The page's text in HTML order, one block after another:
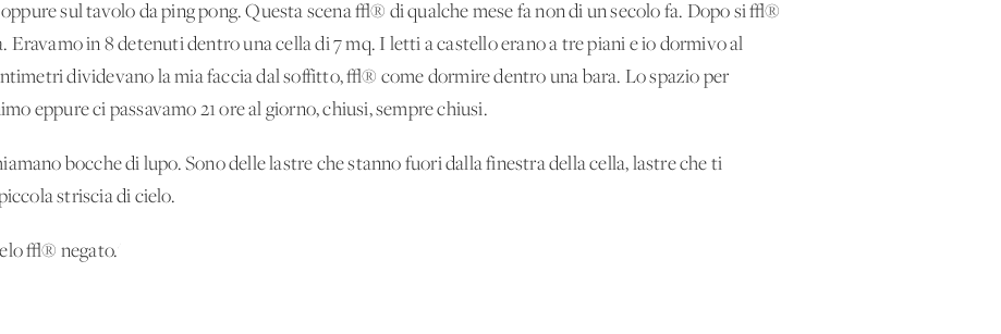
sul tavolo da ping pong. Questa scena √® di qualche mese fa non di un secolo fa. Dopo si √®
Eravamo in 8 detenuti dentro una cella di 7 mq. I letti a castello erano a tre piani e io dormivo al
dividevano la mia faccia dal soffitto, √® come dormire dentro una bara. Lo spazio per
eppure ci passavamo 21 ore al giorno, chiusi, sempre chiusi.
bocche di lupo. Sono delle lastre che stanno fuori dalla finestra della cella, lastre che ti
striscia di cielo.
√® negato.'